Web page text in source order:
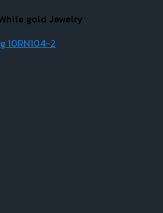
gold Jewelry
10RN104-2